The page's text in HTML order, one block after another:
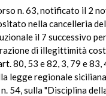
n. 63, notificato il 2
nella cancelleria
il 7 successivo
di illegittimità
80, 53 e 82, 3, 79 e 83,
legge regionale
54, sulla "Disciplina